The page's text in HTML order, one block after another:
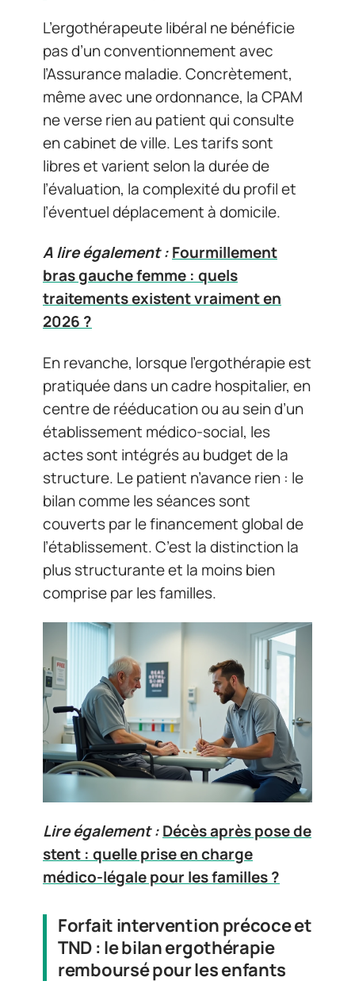
L’ergothérapeute libéral ne bénéficie
pas d’un conventionnement avec
l’Assurance maladie. Concrètement,
même avec une ordonnance, la CPAM
ne verse rien au patient qui consulte
en cabinet de ville. Les tarifs sont
libres et varient selon la durée de
l’évaluation, la complexité du profil et
l’éventuel déplacement à domicile.
A lire également :Fourmillement
bras gauche femme : quels
traitements existent vraiment en
2026 ?
En revanche, lorsque l’ergothérapie est
pratiquée dans un cadre hospitalier, en
centre de rééducation ou au sein d’un
établissement médico-social, les
actes sont intégrés au budget de la
structure. Le patient n’avance rien : le
bilan comme les séances sont
couverts par le financement global de
l’établissement. C’est la distinction la
plus structurante et la moins bien
comprise par les familles.
Lire également :Décès après pose de
stent : quelle prise en charge
médico-légale pour les familles ?
Forfait intervention précoce et
TND : le bilan ergothérapie
remboursé pour les enfants